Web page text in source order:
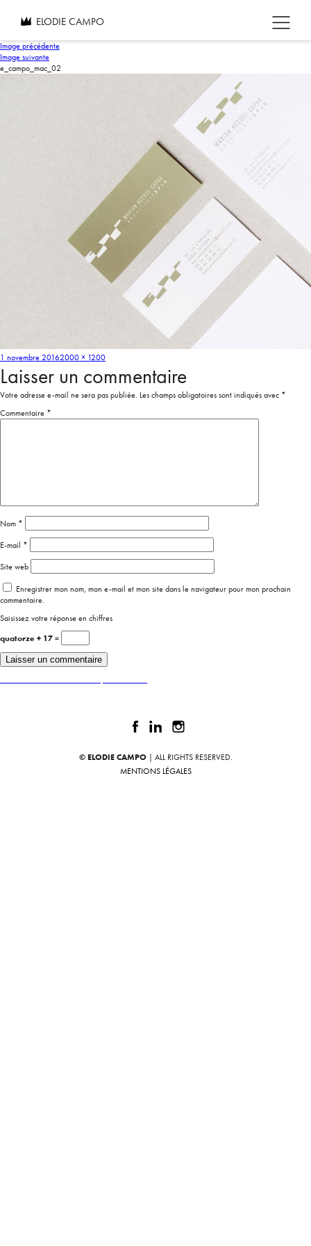
ELODIE CAMPO
Image précédente
Image suivante
e_campo_mac_02
1 novembre 20162000 × 1200
Laisser un commentaire
Votre adresse e-mail ne sera pas publiée. Les champs obligatoires sont indiqués avec *
Commentaire *
Nom *
E-mail *
Site web
Enregistrer mon nom, mon e-mail et mon site dans le navigateur pour mon prochain
commentaire.
Saisissez votre réponse en chiffres
quatorze + 17 =
© ELODIE CAMPO| ALL RIGHTS RESERVED.
MENTIONS LÉGALES